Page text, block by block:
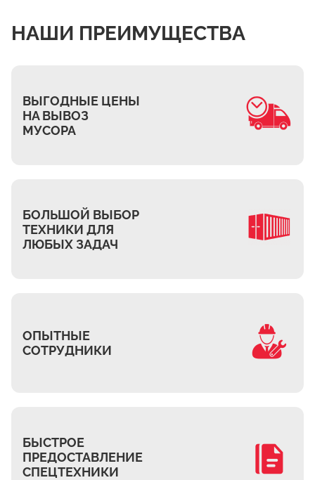
НАШИ ПРЕИМУЩЕСТВА
ВЫГОДНЫЕ ЦЕНЫ
НА ВЫВОЗ
МУСОРА
БОЛЬШОЙ ВЫБОР
ТЕХНИКИ ДЛЯ
ЛЮБЫХ ЗАДАЧ
ОПЫТНЫЕ
СОТРУДНИКИ
БЫСТРОЕ
ПРЕДОСТАВЛЕНИЕ
СПЕЦТЕХНИКИ